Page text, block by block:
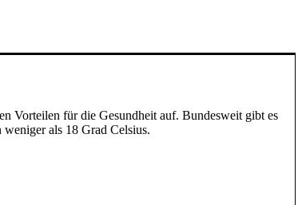
Vorteilen für die Gesundheit auf. Bundesweit gibt es
als 18 Grad Celsius.